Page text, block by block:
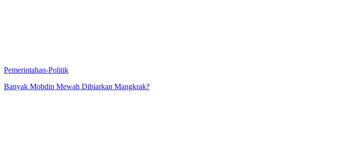
Pemerintahan-Politik
Banyak Mobdin Mewah Dibiarkan Mangkrak?